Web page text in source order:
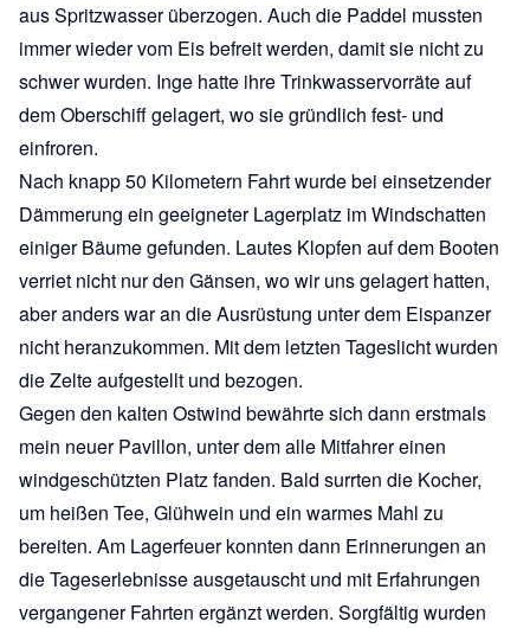
aus Spritzwasser überzogen. Auch die Paddel mussten
immer wieder vom Eis befreit werden, damit sie nicht zu
schwer wurden. Inge hatte ihre Trinkwasservorräte auf
dem Oberschiff gelagert, wo sie gründlich fest- und
einfroren.
Nach knapp 50 Kilometern Fahrt wurde bei einsetzender
Dämmerung ein geeigneter Lagerplatz im Windschatten
einiger Bäume gefunden. Lautes Klopfen auf dem Booten
verriet nicht nur den Gänsen, wo wir uns gelagert hatten,
aber anders war an die Ausrüstung unter dem Eispanzer
nicht heranzukommen. Mit dem letzten Tageslicht wurden
die Zelte aufgestellt und bezogen.
Gegen den kalten Ostwind bewährte sich dann erstmals
mein neuer Pavillon, unter dem alle Mitfahrer einen
windgeschützten Platz fanden. Bald surrten die Kocher,
um heißen Tee, Glühwein und ein warmes Mahl zu
bereiten. Am Lagerfeuer konnten dann Erinnerungen an
die Tageserlebnisse ausgetauscht und mit Erfahrungen
vergangener Fahrten ergänzt werden. Sorgfältig wurden